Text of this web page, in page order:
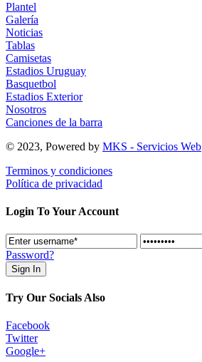
Plantel
Galería
Noticias
Tablas
Camisetas
Estadios Uruguay
Basquetbol
Estadios Exterior
Nosotros
Canciones de la barra
© 2023, Powered by MKS - Servicios Web
Terminos y condiciones
Política de privacidad
Login To Your Account
Password?
Try Our Socials Also
Facebook
Twitter
Google+